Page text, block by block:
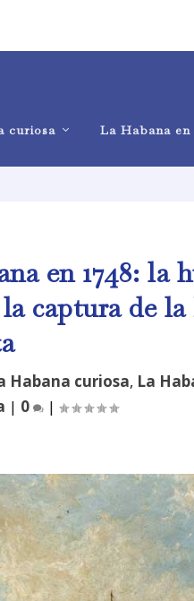
curiosa La Habana
en 1748: la
captura de
Habana curiosa, La
| 0 |